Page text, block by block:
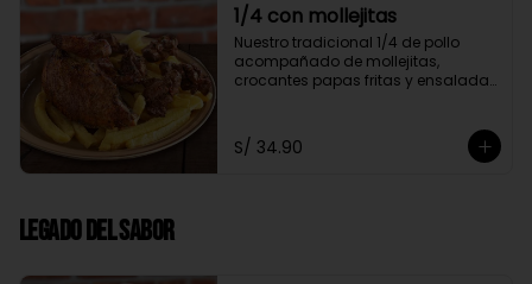
1/4 con mollejitas
Nuestro tradicional 1/4 de pollo
acompañado de mollejitas,
crocantes papas fritas y ensalada
S/ 34.90
Legado del Sabor